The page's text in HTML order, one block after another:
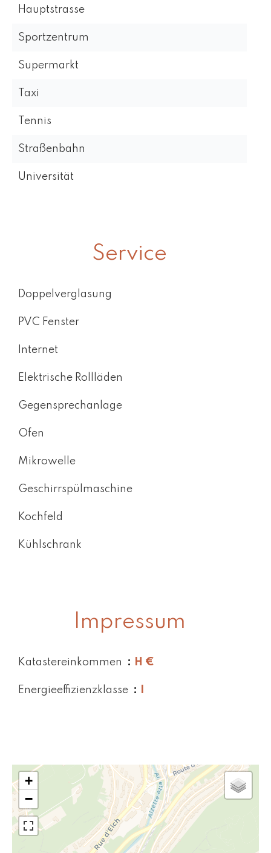
Hauptstrasse
Sportzentrum
Supermarkt
Taxi
Tennis
Straßenbahn
Universität
Service
Doppelverglasung
PVC Fenster
Internet
Elektrische Rollläden
Gegensprechanlage
Ofen
Mikrowelle
Geschirrspülmaschine
Kochfeld
Kühlschrank
Impressum
Katastereinkommen H €
Energieeffizienzklasse
+
−